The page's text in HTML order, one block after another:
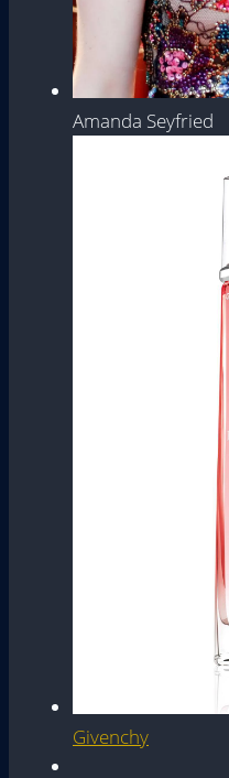
Amanda Seyfried
Givenchy